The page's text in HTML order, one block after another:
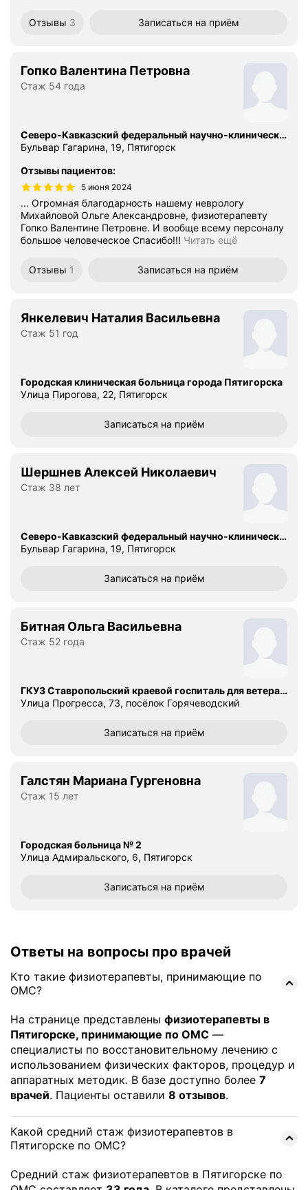
Отзывы 3 Записаться на приём
Гопко Валентина Петровна
Стаж 54 года
Северо-Кавказский федеральный научно-клинический центр ФБМА России, Пятигорская клиника
Бульвар Гагарина, 19, Пятигорск
Отзывы пациентов:
5 июня 2024
... Огромная благодарность нашему неврологу
Михайловой Ольге Александровне, физиотерапевту
Гопко Валентине Петровне. И вообще всему персоналу
большое человеческое Спасибо!!! Читать ещё
Отзывы 1 Записаться на приём
Янкелевич Наталия Васильевна
Стаж 51 год
Городская клиническая больница города Пятигорска
Улица Пирогова, 22, Пятигорск
Записаться на приём
Шершнев Алексей Николаевич
Стаж 38 лет
Северо-Кавказский федеральный научно-клинический центр ФБМА России, Пятигорская клиника
Бульвар Гагарина, 19, Пятигорск
Записаться на приём
Битная Ольга Васильевна
Стаж 52 года
ГКУЗ Ставропольский краевой госпиталь для ветеранов войн
Улица Прогресса, 73, посёлок Горячеводский
Записаться на приём
Галстян Мариана Гургеновна
Стаж 15 лет
Городская больница № 2
Улица Адмиральского, 6, Пятигорск
Записаться на приём
Ответы на вопросы про врачей
Кто такие физиотерапевты, принимающие по
ОМС?
На странице представлены физиотерапевты в
Пятигорске, принимающие по ОМС —
специалисты по восстановительному лечению с
использованием физических факторов, процедур и
аппаратных методик. В базе доступно более 7
врачей. Пациенты оставили 8 отзывов.
Какой средний стаж физиотерапевтов в
Пятигорске по ОМС?
Средний стаж физиотерапевтов в Пятигорске по